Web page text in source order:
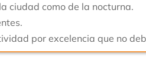
ciudad como de la nocturna.
por excelencia que no